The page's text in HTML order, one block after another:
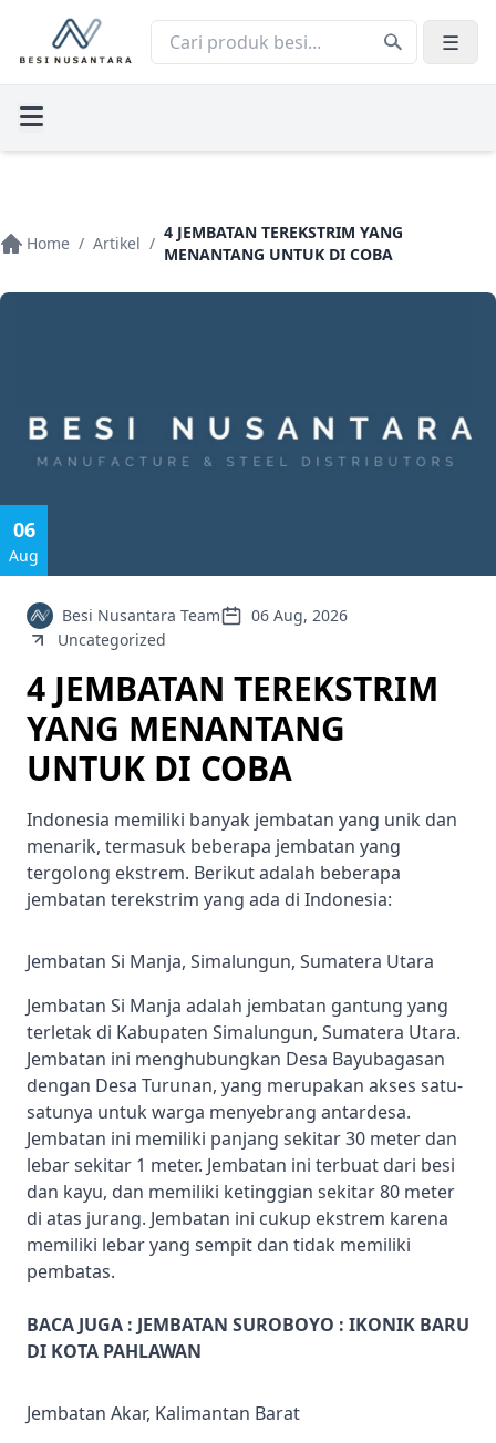
☰
Home / Artikel /
4 JEMBATAN TEREKSTRIM YANG
MENANTANG UNTUK DI COBA
06
Aug
Besi Nusantara Team
06 Aug, 2026
Uncategorized
4 JEMBATAN TEREKSTRIM
YANG MENANTANG
UNTUK DI COBA
Indonesia memiliki banyak jembatan yang unik dan
menarik, termasuk beberapa jembatan yang
tergolong ekstrem. Berikut adalah beberapa
jembatan terekstrim yang ada di Indonesia:
Jembatan Si Manja, Simalungun, Sumatera Utara
Jembatan Si Manja adalah jembatan gantung yang
terletak di Kabupaten Simalungun, Sumatera Utara.
Jembatan ini menghubungkan Desa Bayubagasan
dengan Desa Turunan, yang merupakan akses satu-
satunya untuk warga menyebrang antardesa.
Jembatan ini memiliki panjang sekitar 30 meter dan
lebar sekitar 1 meter. Jembatan ini terbuat dari besi
dan kayu, dan memiliki ketinggian sekitar 80 meter
di atas jurang. Jembatan ini cukup ekstrem karena
memiliki lebar yang sempit dan tidak memiliki
pembatas.
BACA JUGA : JEMBATAN SUROBOYO : IKONIK BARU
DI KOTA PAHLAWAN
Jembatan Akar, Kalimantan Barat